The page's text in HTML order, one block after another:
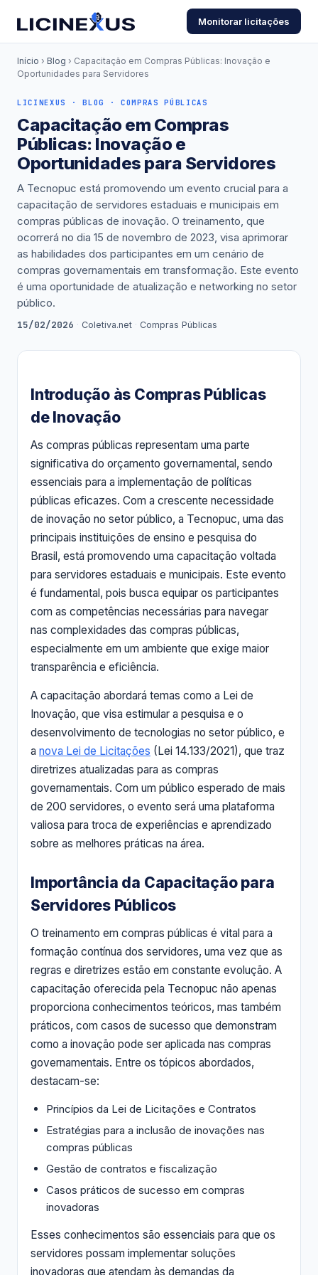
Monitorar licitações
Início › Blog › Capacitação em Compras Públicas: Inovação e
Oportunidades para Servidores
LICINEXUS · BLOG · COMPRAS PÚBLICAS
Capacitação em Compras
Públicas: Inovação e
Oportunidades para Servidores
A Tecnopuc está promovendo um evento crucial para a
capacitação de servidores estaduais e municipais em
compras públicas de inovação. O treinamento, que
ocorrerá no dia 15 de novembro de 2023, visa aprimorar
as habilidades dos participantes em um cenário de
compras governamentais em transformação. Este evento
é uma oportunidade de atualização e networking no setor
público.
15/02/2026 · Coletiva.net · Compras Públicas
Introdução às Compras Públicas
de Inovação
As compras públicas representam uma parte
significativa do orçamento governamental, sendo
essenciais para a implementação de políticas
públicas eficazes. Com a crescente necessidade
de inovação no setor público, a Tecnopuc, uma das
principais instituições de ensino e pesquisa do
Brasil, está promovendo uma capacitação voltada
para servidores estaduais e municipais. Este evento
é fundamental, pois busca equipar os participantes
com as competências necessárias para navegar
nas complexidades das compras públicas,
especialmente em um ambiente que exige maior
transparência e eficiência.
A capacitação abordará temas como a Lei de
Inovação, que visa estimular a pesquisa e o
desenvolvimento de tecnologias no setor público, e
a nova Lei de Licitações (Lei 14.133/2021), que traz
diretrizes atualizadas para as compras
governamentais. Com um público esperado de mais
de 200 servidores, o evento será uma plataforma
valiosa para troca de experiências e aprendizado
sobre as melhores práticas na área.
Importância da Capacitação para
Servidores Públicos
O treinamento em compras públicas é vital para a
formação contínua dos servidores, uma vez que as
regras e diretrizes estão em constante evolução. A
capacitação oferecida pela Tecnopuc não apenas
proporciona conhecimentos teóricos, mas também
práticos, com casos de sucesso que demonstram
como a inovação pode ser aplicada nas compras
governamentais. Entre os tópicos abordados,
destacam-se:
Princípios da Lei de Licitações e Contratos
Estratégias para a inclusão de inovações nas
compras públicas
Gestão de contratos e fiscalização
Casos práticos de sucesso em compras
inovadoras
Esses conhecimentos são essenciais para que os
servidores possam implementar soluções
inovadoras que atendam às demandas da